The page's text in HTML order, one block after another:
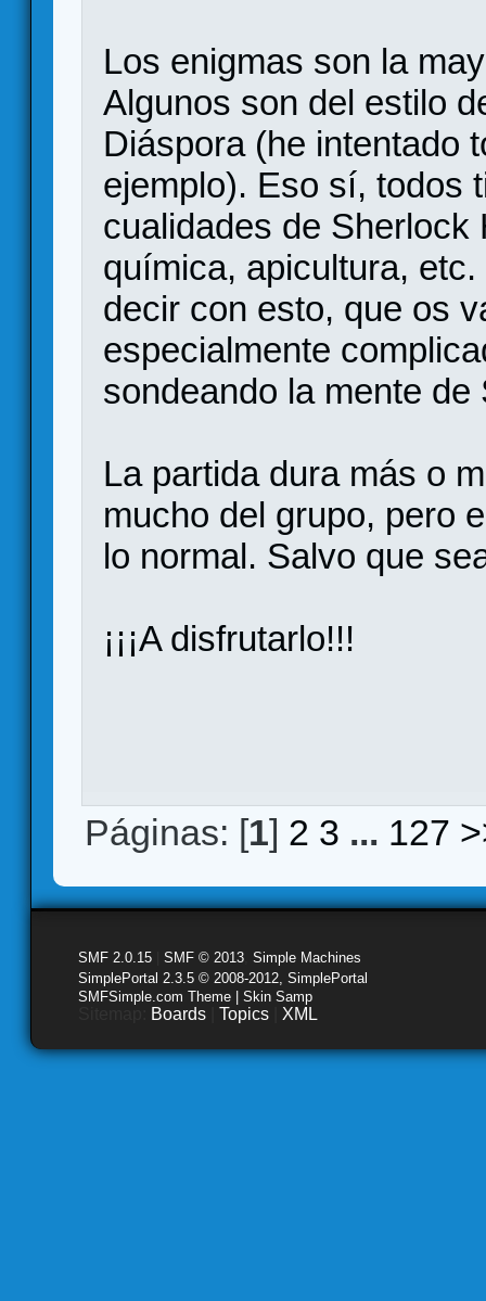
Los enigmas son la
Algunos son del estilo
Diáspora (he intentado
ejemplo). Eso sí, todos
cualidades de Sherlock
química, apicultura,
decir con esto, que os
especialmente
sondeando la mente de
La partida dura más o
mucho del grupo, pero
lo normal. Salvo que
¡¡¡A disfrutarlo!!!
Páginas: [1] 2 3 ... 127
SMF 2.0.15 SMF © 2013 Simple Machines
SimplePortal 2.3.5 © 2008-2012, SimplePortal
SMFSimple.com Theme | Skin Samp
Boards Topics XML